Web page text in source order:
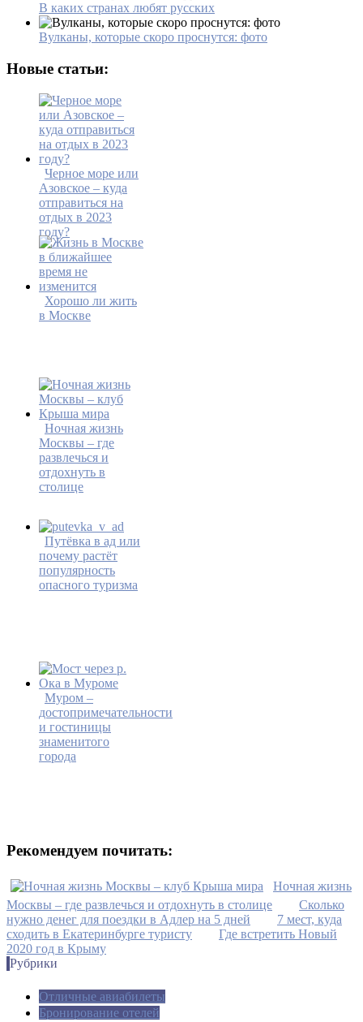
В каких странах любят русских
Вулканы, которые скоро проснутся: фото
Новые статьи:
Черное море или
Азовское – куда
отправиться на
отдых в 2023
году?
Хорошо ли жить
в Москве
Ночная жизнь
Москвы – где
развлечься и
отдохнуть в
столице
Путёвка в ад или
почему растёт
популярность
опасного туризма
Муром –
достопримечательности
и гостиницы
знаменитого
города
Рекомендуем почитать:
Ночная жизнь
Москвы – где развлечься и отдохнуть в столице
Сколько
нужно денег для поездки в Адлер на 5 дней
7 мест, куда
сходить в Екатеринбурге туристу
Где встретить Новый
2020 год в Крыму
Рубрики
Отличные авиабилеты
Бронирование отелей